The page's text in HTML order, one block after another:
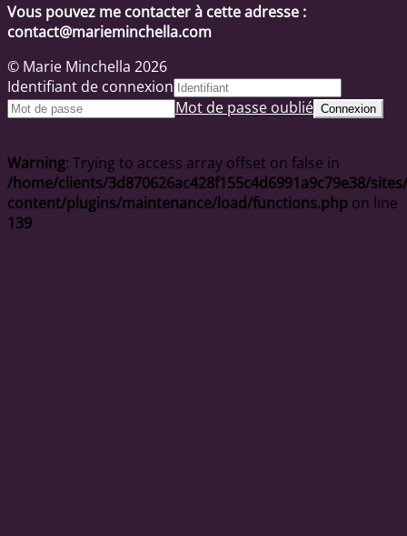
Vous pouvez me contacter à cette adresse :
contact@marieminchella.com
© Marie Minchella 2026
Identifiant de connexion
Mot de passe oublié
Warning: Trying to access array offset on false in
/home/clients/3d870626ac428f155c4d6991a9c79e38/
content/plugins/maintenance/load/functions.php on line
139